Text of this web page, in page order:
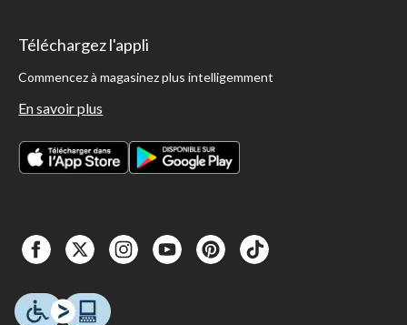
Téléchargez l'appli
Commencez à magasinez plus intelligemment
En savoir plus